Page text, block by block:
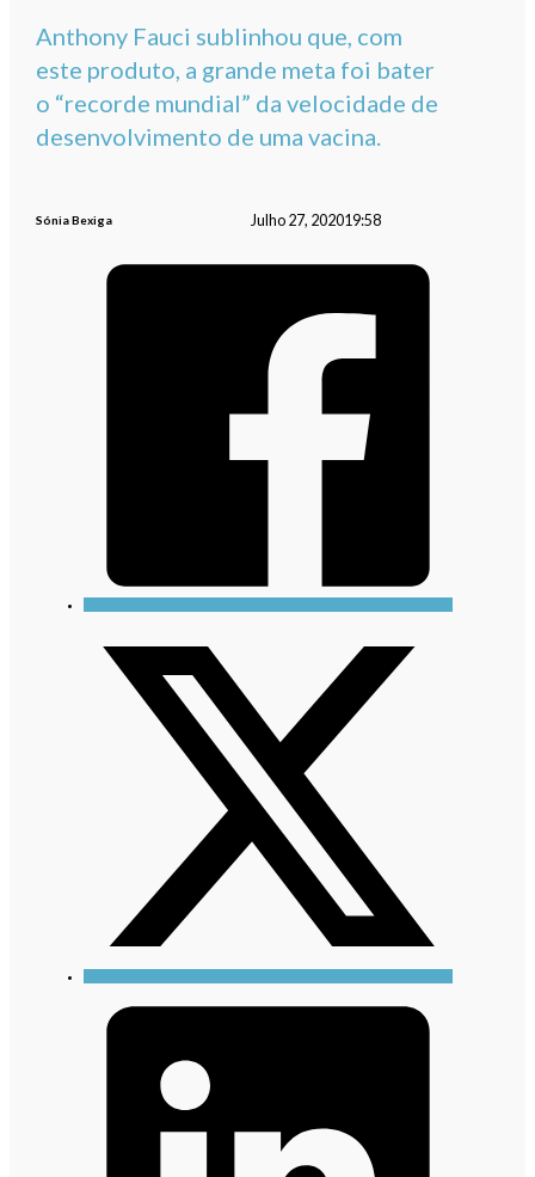
Anthony Fauci sublinhou que, com
este produto, a grande meta foi bater
o “recorde mundial” da velocidade de
desenvolvimento de uma vacina.
Sónia Bexiga Julho 27, 202019:58